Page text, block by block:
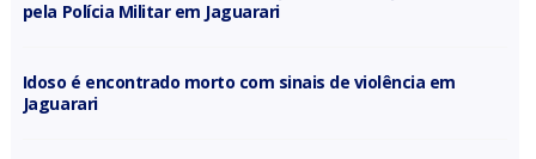
Dois veículos furtados são recuperados e suspeito é detido
Idoso é encontrado morto com sinais de violência em